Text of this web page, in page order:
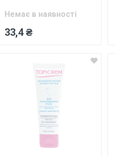
Немає в наявності
33,4 ₴